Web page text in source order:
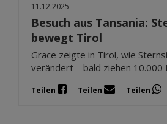
11.12.2025
Besuch aus Tansania:
bewegt Tirol
Grace zeigte in Tirol, wie
verändert – bald ziehen 10.000
Teilen Teilen Teilen